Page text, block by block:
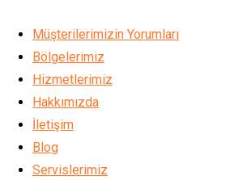
Müşterilerimizin Yorumları
Bölgelerimiz
Hizmetlerimiz
Hakkımızda
İletişim
Blog
Servislerimiz